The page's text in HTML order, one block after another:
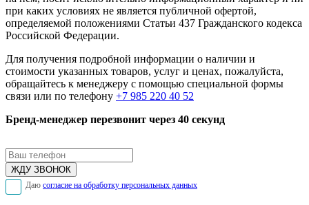
при каких условиях не является публичной офертой,
определяемой положениями Статьи 437 Гражданского кодекса
Российской Федерации.
Для получения подробной информации о наличии и
стоимости указанных товаров, услуг и ценах, пожалуйста,
обращайтесь к менеджеру с помощью специальной формы
связи или по телефону +7 985 220 40 52
Бренд-менеджер перезвонит через 40 секунд
Даю согласие на обработку персональных данных